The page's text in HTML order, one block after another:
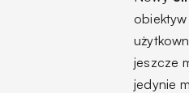
jeszcze
jedynie